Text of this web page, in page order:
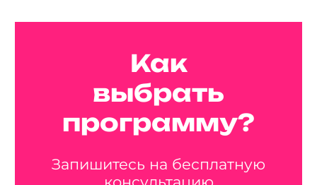
Как
выбрать
программу?
Запишитесь на бесплатную